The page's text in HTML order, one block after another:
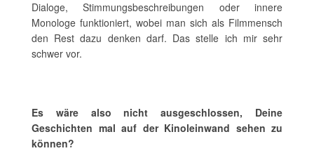
Dialoge, Stimmungsbeschreibungen oder innere
Monologe funktioniert, wobei man sich als Filmmensch
den Rest dazu denken darf. Das stelle ich mir sehr
schwer vor.
Es wäre also nicht ausgeschlossen, Deine
Geschichten mal auf der Kinoleinwand sehen zu
können?